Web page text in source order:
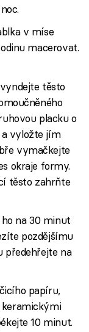
v míse
macerovat.
těsto
placku o
vyložte jím
vymačkejte
okraje formy.
těsto zahrňte
na 30 minut
pozdějšímu
předehřejte na
papíru,
10 minut.